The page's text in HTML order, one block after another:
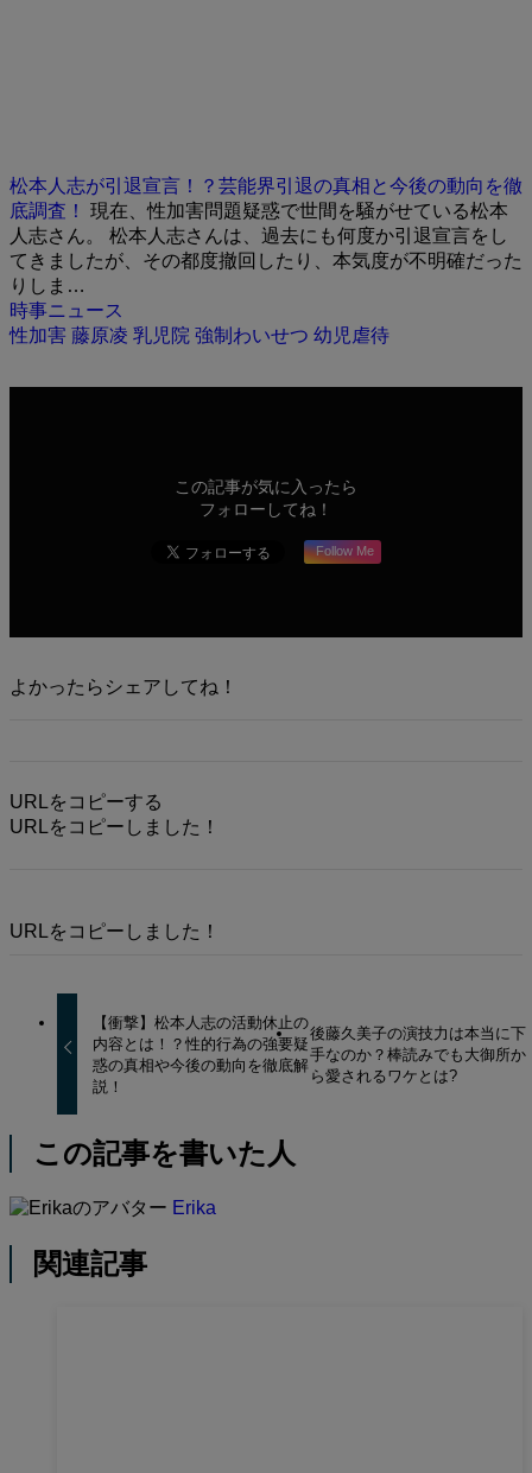
松本人志が引退宣言！？芸能界引退の真相と今後の動向を徹
底調査！
現在、性加害問題疑惑で世間を騒がせている松本
人志さん。 松本人志さんは、過去にも何度か引退宣言をし
てきましたが、その都度撤回したり、本気度が不明確だった
りしま…
時事ニュース
性加害 藤原凌 乳児院 強制わいせつ 幼児虐待
この記事が気に入ったら
フォローしてね！
Follow Me
よかったらシェアしてね！
URLをコピーする
URLをコピーしました！
URLをコピーしました！
【衝撃】松本人志の活動休止の
内容とは！？性的行為の強要疑
惑の真相や今後の動向を徹底解
説！
後藤久美子の演技力は本当に下
手なのか？棒読みでも大御所か
ら愛されるワケとは?
この記事を書いた人
Erika
関連記事